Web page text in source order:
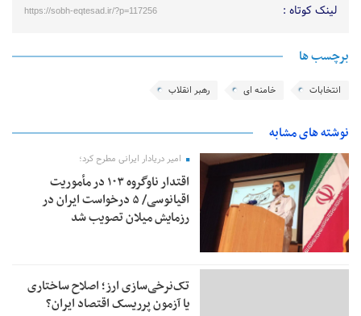
لینک کوتاه : https://sobh-eqtesad.ir/?p=117256
برچسب ها
انتخابات خامنه ای رهبر انقلاب
نوشته های مشابه
امیر دریادار ایرانی مطرح کرد؛
اقتدار ناوگروه ۱۰۳ در مأموریت‌
اقیانوسی/ ۵ درخواست ایران در
رزمایش میلان تصویب شد
تک‌نرخی‌سازی ارز؛ اصلاح ساختاری
یا آزمون پرریسک اقتصاد ایران؟